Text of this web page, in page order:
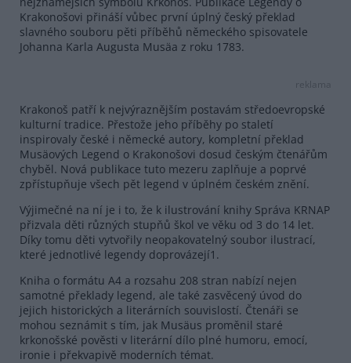
Krakonošovi přináší vůbec první úplný český překlad
slavného souboru pěti příběhů německého spisovatele
Johanna Karla Augusta Musäa z roku 1783.
reklama
Krakonoš patří k nejvýraznějším postavám středoevropské
kulturní tradice. Přestože jeho příběhy po staletí
inspirovaly české i německé autory, kompletní překlad
Musäových Legend o Krakonošovi dosud českým čtenářům
chyběl. Nová publikace tuto mezeru zaplňuje a poprvé
zpřístupňuje všech pět legend v úplném českém znění.
Výjimečné na ní je i to, že k ilustrování knihy Správa KRNAP
přizvala děti různých stupňů škol ve věku od 3 do 14 let.
Díky tomu děti vytvořily neopakovatelný soubor ilustrací,
které jednotlivé legendy doprovázejí1.
Kniha o formátu A4 a rozsahu 208 stran nabízí nejen
samotné překlady legend, ale také zasvěcený úvod do
jejich historických a literárních souvislostí. Čtenáři se
mohou seznámit s tím, jak Musäus proměnil staré
krkonošské pověsti v literární dílo plné humoru, emocí,
ironie i překvapivě moderních témat.